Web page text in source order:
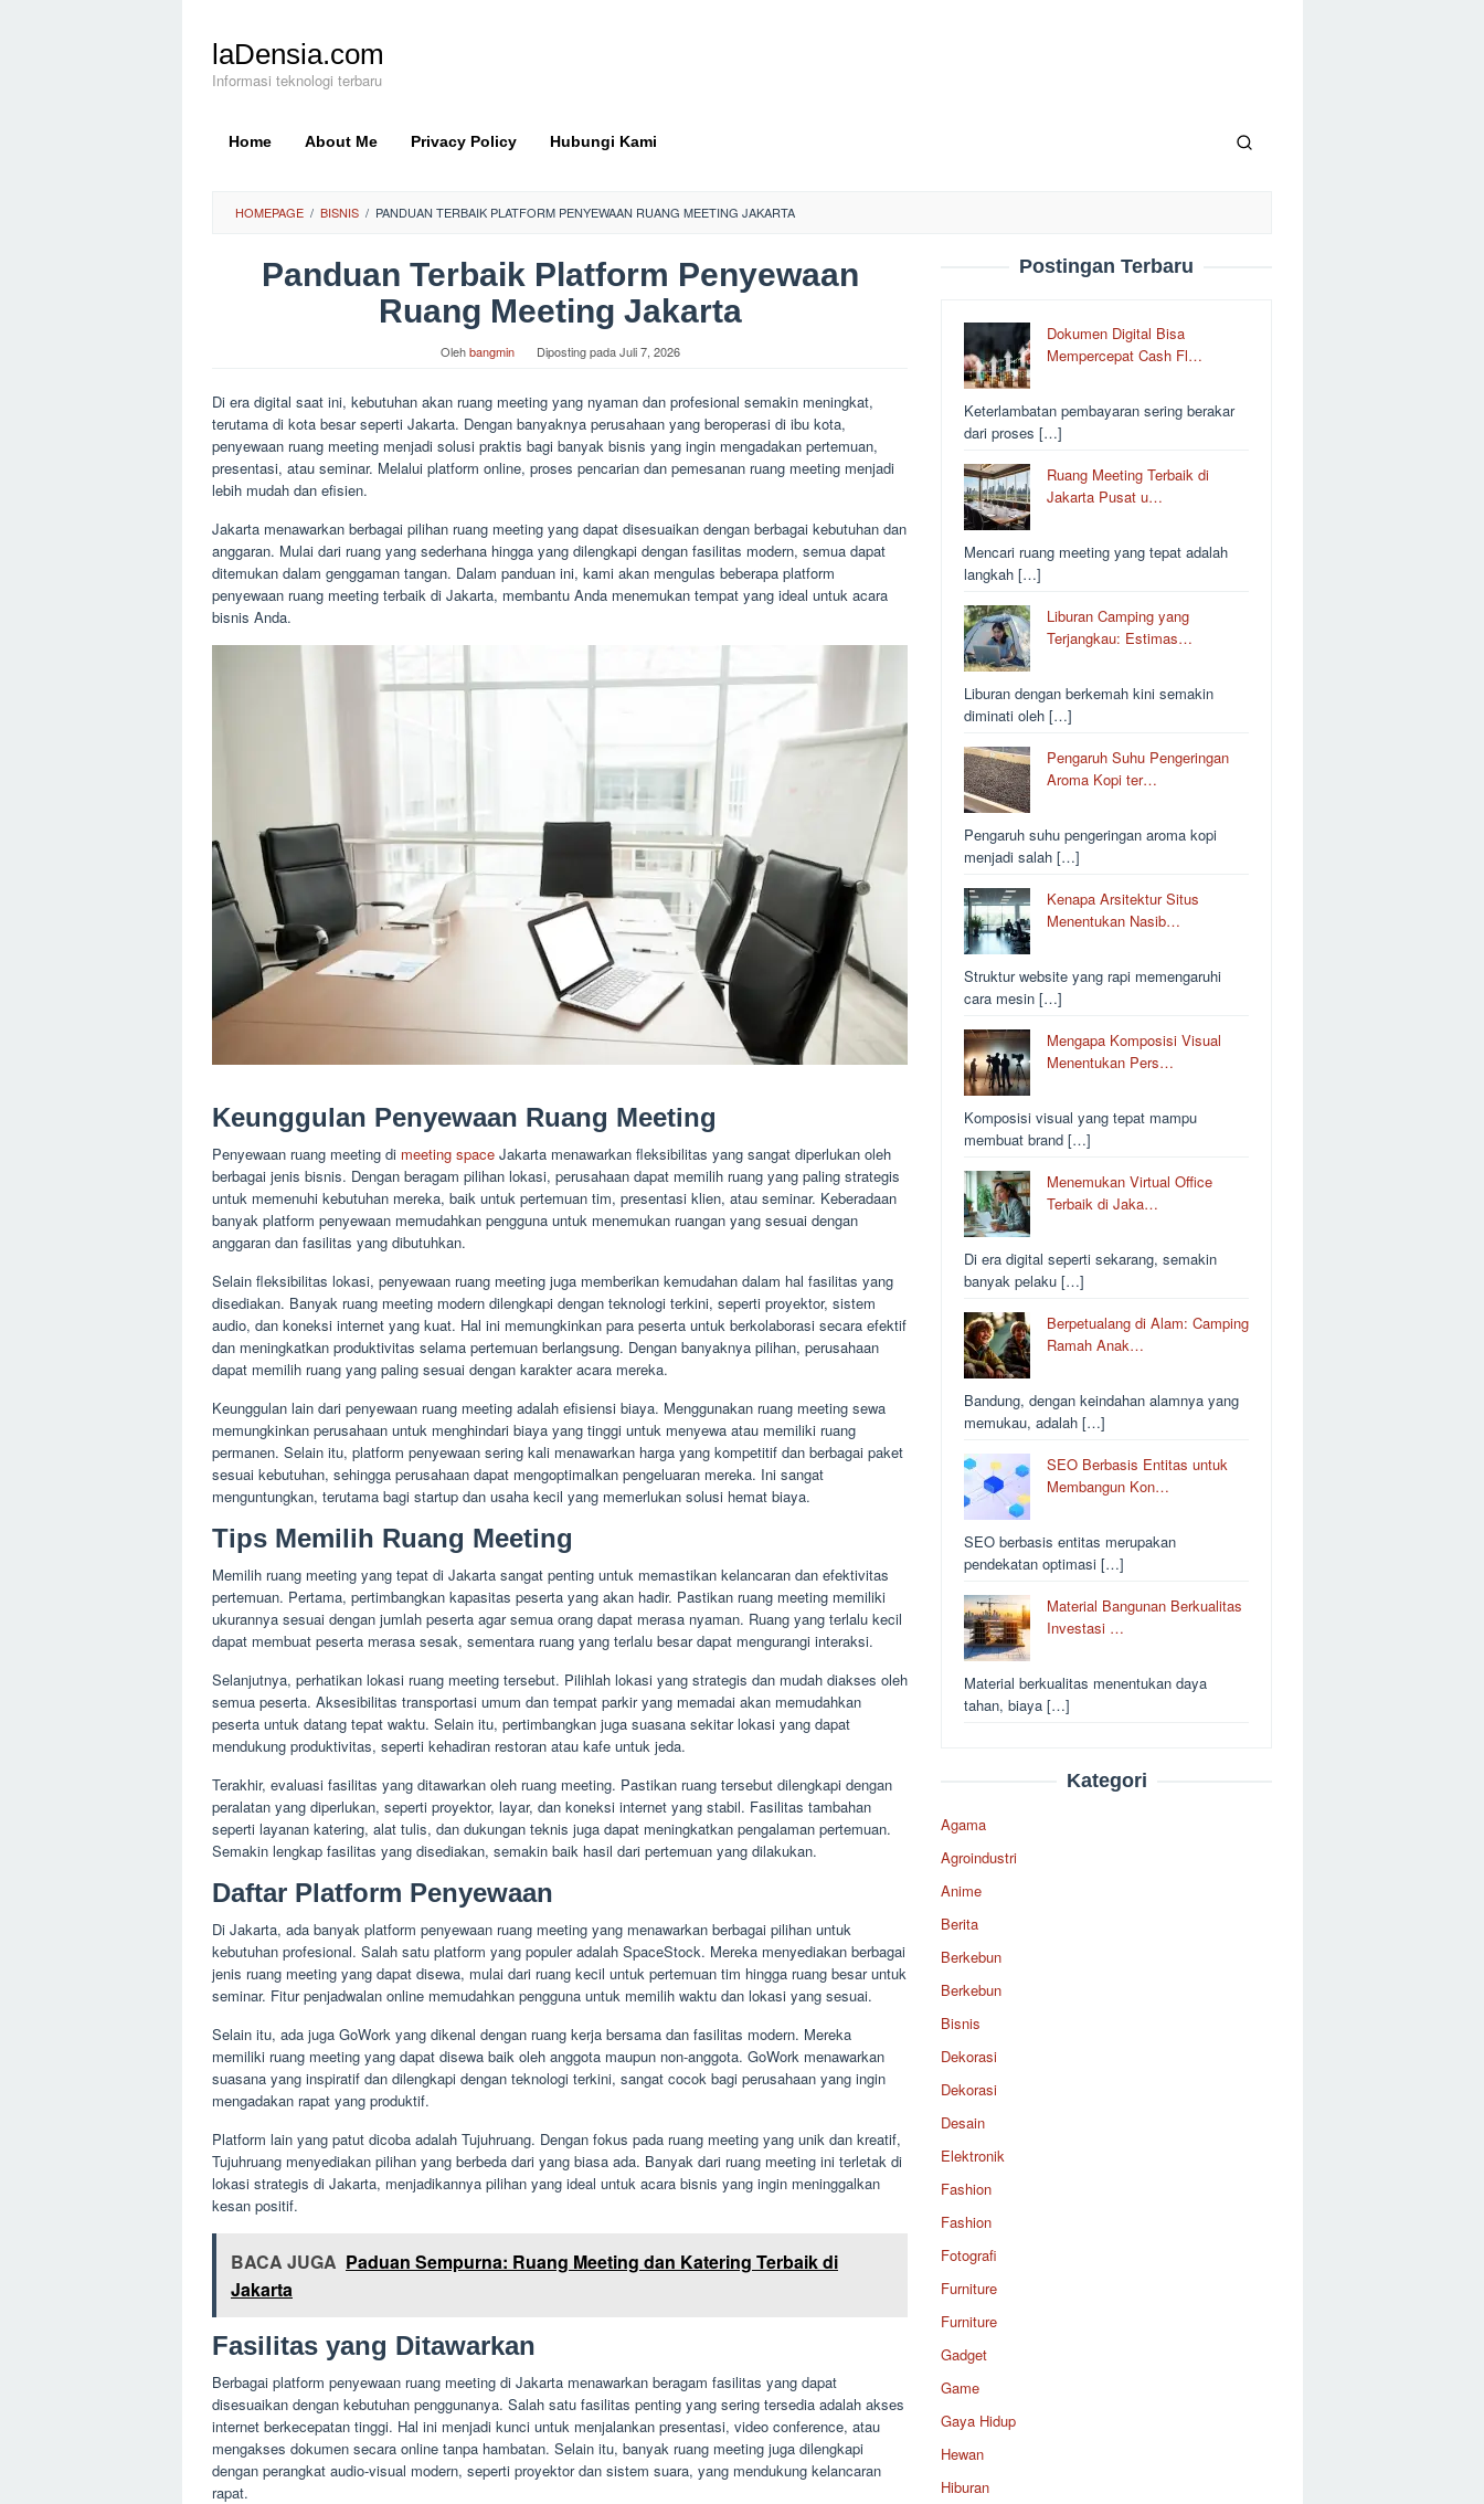
kontenlaDensia.com
Informasi teknologi terbaru
Home About Me Privacy Policy Hubungi Kami
HOMEPAGE / BISNIS / PANDUAN TERBAIK PLATFORM PENYEWAAN RUANG MEETING JAKARTA
Panduan Terbaik Platform Penyewaan
Ruang Meeting Jakarta
Olehbangmin Diposting padaJuli 7, 2026
Di era digital saat ini, kebutuhan akan ruang meeting yang nyaman dan profesional semakin meningkat,
terutama di kota besar seperti Jakarta. Dengan banyaknya perusahaan yang beroperasi di ibu kota,
penyewaan ruang meeting menjadi solusi praktis bagi banyak bisnis yang ingin mengadakan pertemuan,
presentasi, atau seminar. Melalui platform online, proses pencarian dan pemesanan ruang meeting menjadi
lebih mudah dan efisien.
Jakarta menawarkan berbagai pilihan ruang meeting yang dapat disesuaikan dengan berbagai kebutuhan dan
anggaran. Mulai dari ruang yang sederhana hingga yang dilengkapi dengan fasilitas modern, semua dapat
ditemukan dalam genggaman tangan. Dalam panduan ini, kami akan mengulas beberapa platform
penyewaan ruang meeting terbaik di Jakarta, membantu Anda menemukan tempat yang ideal untuk acara
bisnis Anda.
Keunggulan Penyewaan Ruang Meeting
Penyewaan ruang meeting di meeting space Jakarta menawarkan fleksibilitas yang sangat diperlukan oleh
berbagai jenis bisnis. Dengan beragam pilihan lokasi, perusahaan dapat memilih ruang yang paling strategis
untuk memenuhi kebutuhan mereka, baik untuk pertemuan tim, presentasi klien, atau seminar. Keberadaan
banyak platform penyewaan memudahkan pengguna untuk menemukan ruangan yang sesuai dengan
anggaran dan fasilitas yang dibutuhkan.
Selain fleksibilitas lokasi, penyewaan ruang meeting juga memberikan kemudahan dalam hal fasilitas yang
disediakan. Banyak ruang meeting modern dilengkapi dengan teknologi terkini, seperti proyektor, sistem
audio, dan koneksi internet yang kuat. Hal ini memungkinkan para peserta untuk berkolaborasi secara efektif
dan meningkatkan produktivitas selama pertemuan berlangsung. Dengan banyaknya pilihan, perusahaan
dapat memilih ruang yang paling sesuai dengan karakter acara mereka.
Keunggulan lain dari penyewaan ruang meeting adalah efisiensi biaya. Menggunakan ruang meeting sewa
memungkinkan perusahaan untuk menghindari biaya yang tinggi untuk menyewa atau memiliki ruang
permanen. Selain itu, platform penyewaan sering kali menawarkan harga yang kompetitif dan berbagai paket
sesuai kebutuhan, sehingga perusahaan dapat mengoptimalkan pengeluaran mereka. Ini sangat
menguntungkan, terutama bagi startup dan usaha kecil yang memerlukan solusi hemat biaya.
Tips Memilih Ruang Meeting
Memilih ruang meeting yang tepat di Jakarta sangat penting untuk memastikan kelancaran dan efektivitas
pertemuan. Pertama, pertimbangkan kapasitas peserta yang akan hadir. Pastikan ruang meeting memiliki
ukurannya sesuai dengan jumlah peserta agar semua orang dapat merasa nyaman. Ruang yang terlalu kecil
dapat membuat peserta merasa sesak, sementara ruang yang terlalu besar dapat mengurangi interaksi.
Selanjutnya, perhatikan lokasi ruang meeting tersebut. Pilihlah lokasi yang strategis dan mudah diakses oleh
semua peserta. Aksesibilitas transportasi umum dan tempat parkir yang memadai akan memudahkan
peserta untuk datang tepat waktu. Selain itu, pertimbangkan juga suasana sekitar lokasi yang dapat
mendukung produktivitas, seperti kehadiran restoran atau kafe untuk jeda.
Terakhir, evaluasi fasilitas yang ditawarkan oleh ruang meeting. Pastikan ruang tersebut dilengkapi dengan
peralatan yang diperlukan, seperti proyektor, layar, dan koneksi internet yang stabil. Fasilitas tambahan
seperti layanan katering, alat tulis, dan dukungan teknis juga dapat meningkatkan pengalaman pertemuan.
Semakin lengkap fasilitas yang disediakan, semakin baik hasil dari pertemuan yang dilakukan.
Daftar Platform Penyewaan
Di Jakarta, ada banyak platform penyewaan ruang meeting yang menawarkan berbagai pilihan untuk
kebutuhan profesional. Salah satu platform yang populer adalah SpaceStock. Mereka menyediakan berbagai
jenis ruang meeting yang dapat disewa, mulai dari ruang kecil untuk pertemuan tim hingga ruang besar untuk
seminar. Fitur penjadwalan online memudahkan pengguna untuk memilih waktu dan lokasi yang sesuai.
Selain itu, ada juga GoWork yang dikenal dengan ruang kerja bersama dan fasilitas modern. Mereka
memiliki ruang meeting yang dapat disewa baik oleh anggota maupun non-anggota. GoWork menawarkan
suasana yang inspiratif dan dilengkapi dengan teknologi terkini, sangat cocok bagi perusahaan yang ingin
mengadakan rapat yang produktif.
Platform lain yang patut dicoba adalah Tujuhruang. Dengan fokus pada ruang meeting yang unik dan kreatif,
Tujuhruang menyediakan pilihan yang berbeda dari yang biasa ada. Banyak dari ruang meeting ini terletak di
lokasi strategis di Jakarta, menjadikannya pilihan yang ideal untuk acara bisnis yang ingin meninggalkan
kesan positif.
BACA JUGA Paduan Sempurna: Ruang Meeting dan Katering Terbaik di
Jakarta
Fasilitas yang Ditawarkan
Berbagai platform penyewaan ruang meeting di Jakarta menawarkan beragam fasilitas yang dapat
disesuaikan dengan kebutuhan penggunanya. Salah satu fasilitas penting yang sering tersedia adalah akses
internet berkecepatan tinggi. Hal ini menjadi kunci untuk menjalankan presentasi, video conference, atau
mengakses dokumen secara online tanpa hambatan. Selain itu, banyak ruang meeting juga dilengkapi
dengan perangkat audio-visual modern, seperti proyektor dan sistem suara, yang mendukung kelancaran
rapat.
Postingan Terbaru
Dokumen Digital Bisa
Mempercepat Cash Fl…
Keterlambatan pembayaran sering berakar
dari proses […]
Ruang Meeting Terbaik di
Jakarta Pusat u…
Mencari ruang meeting yang tepat adalah
langkah […]
Liburan Camping yang
Terjangkau: Estimas…
Liburan dengan berkemah kini semakin
diminati oleh […]
Pengaruh Suhu Pengeringan
Aroma Kopi ter…
Pengaruh suhu pengeringan aroma kopi
menjadi salah […]
Kenapa Arsitektur Situs
Menentukan Nasib…
Struktur website yang rapi memengaruhi
cara mesin […]
Mengapa Komposisi Visual
Menentukan Pers…
Komposisi visual yang tepat mampu
membuat brand […]
Menemukan Virtual Office
Terbaik di Jaka…
Di era digital seperti sekarang, semakin
banyak pelaku […]
Berpetualang di Alam: Camping
Ramah Anak…
Bandung, dengan keindahan alamnya yang
memukau, adalah […]
SEO Berbasis Entitas untuk
Membangun Kon…
SEO berbasis entitas merupakan
pendekatan optimasi […]
Material Bangunan Berkualitas
Investasi …
Material berkualitas menentukan daya
tahan, biaya […]
Kategori
Agama
Agroindustri
Anime
Berita
Berkebun
Berkebun
Bisnis
Dekorasi
Dekorasi
Desain
Elektronik
Fashion
Fashion
Fotografi
Furniture
Furniture
Gadget
Game
Gaya Hidup
Hewan
Hiburan